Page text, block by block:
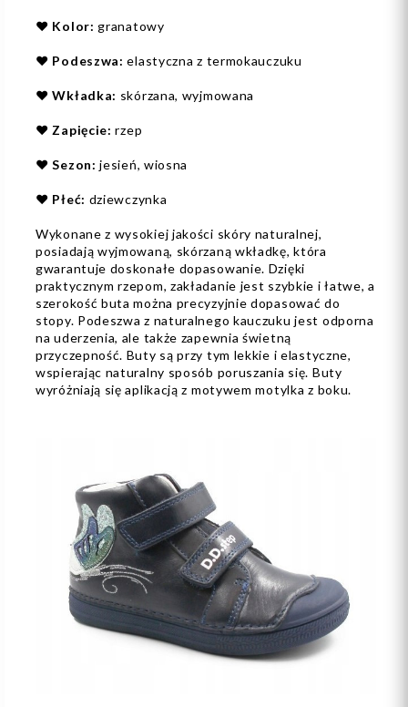
❤️ Kolor: granatowy
❤️ Podeszwa:elastyczna z termokauczuku
❤️ Wkładka: skórzana, wyjmowana
❤️ Zapięcie: rzep
❤️Sezon: jesień, wiosna
❤️ Płeć: dziewczynka
Wykonane z wysokiej jakości skóry naturalnej,
posiadają wyjmowaną, skórzaną wkładkę, która
gwarantuje doskonałe dopasowanie. Dzięki
praktycznym rzepom, zakładanie jest szybkie i łatwe, a
szerokość buta można precyzyjnie dopasować do
stopy. Podeszwa z naturalnego kauczuku jest odporna
na uderzenia, ale także zapewnia świetną
przyczepność. Buty są przy tym lekkie i elastyczne,
wspierając naturalny sposób poruszania się. Buty
wyróżniają się aplikacją z motywem motylka z boku.